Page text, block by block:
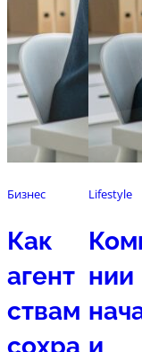
Бизнес
Как
агент
ствам
Lifestyle
нии